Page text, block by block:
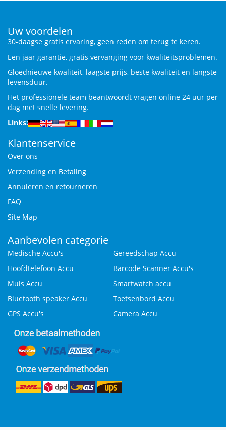
Uw voordelen
30-daagse gratis ervaring, geen reden om terug te keren.
Een jaar garantie, gratis vervanging voor kwaliteitsproblemen.
Gloednieuwe kwaliteit, laagste prijs, beste kwaliteit en langste
levensduur.
Het professionele team beantwoordt vragen online 24 uur per
dag met snelle levering.
Links:
Klantenservice
Over ons
Verzending en Betaling
Annuleren en retourneren
FAQ
Site Map
Aanbevolen categorie
Medische Accu's
Gereedschap Accu
Hoofdtelefoon Accu
Barcode Scanner Accu's
Muis Accu
Smartwatch accu
Bluetooth speaker Accu
Toetsenbord Accu
GPS Accu's
Camera Accu